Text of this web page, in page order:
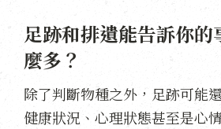
足跡和排遺能告訴你的
麼多？
除了判斷物種之外，足跡可能
健康狀況、心理狀態甚至是心